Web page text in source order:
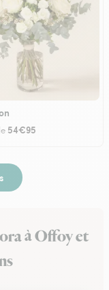
54€95
à Offoy et